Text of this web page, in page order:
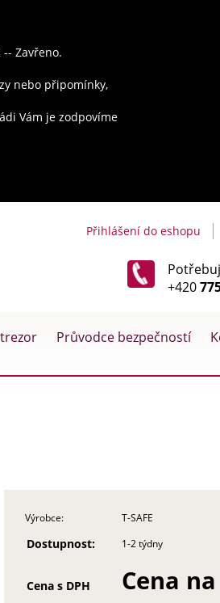
Zavřeno.
nebo připomínky,
Vám je zodpovíme
Přihlášení do eshopu
+420
Průvodce bezpečností
Výrobce: T-SAFE
Dostupnost: 1-2 týdny
Cena s DPH Cena